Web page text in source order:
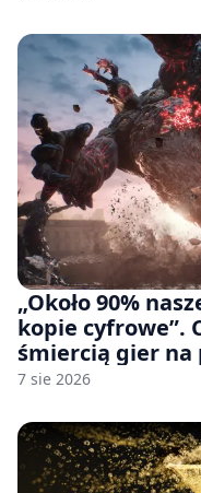
„Około 90%
kopie cyfrowe”.
śmiercią gier na
7 sie 2026